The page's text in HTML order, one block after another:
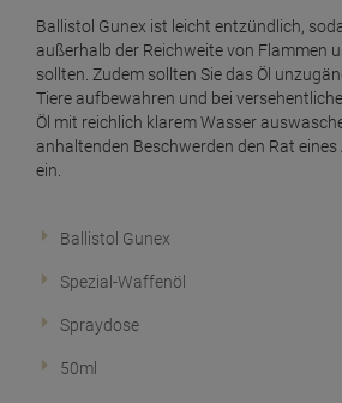
Ballistol Gunex ist leicht entzündlich,
außerhalb der Reichweite von Flammen
sollten. Zudem sollten Sie das Öl
Tiere aufbewahren und bei
Öl mit reichlich klarem Wasser
anhaltenden Beschwerden den Rat eines
ein.
Ballistol Gunex
Spezial-Waffenöl
Spraydose
50ml